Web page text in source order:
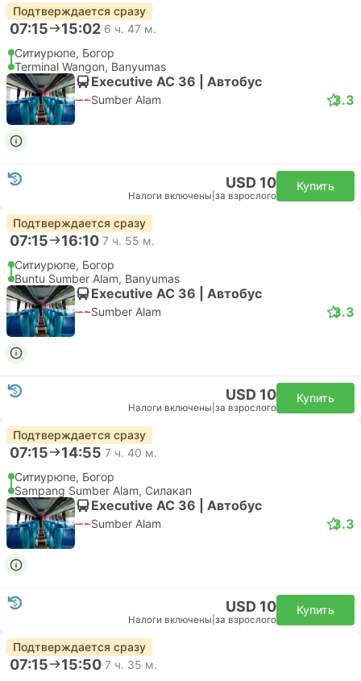
Подтверждается сразу
07:15 15:02 6 ч. 47 м.
Ситиурюпе, Богор
Terminal Wangon, Banyumas
Executive AC 36 | Автобус
Sumber Alam 3.3
USD 10
Налоги включены за взрослого
Купить
Подтверждается сразу
07:15 16:10 7 ч. 55 м.
Ситиурюпе, Богор
Buntu Sumber Alam, Banyumas
Executive AC 36 | Автобус
Sumber Alam 3.3
USD 10
Налоги включены за взрослого
Купить
Подтверждается сразу
07:15 14:55 7 ч. 40 м.
Ситиурюпе, Богор
Sampang Sumber Alam, Силакап
Executive AC 36 | Автобус
Sumber Alam 3.3
USD 10
Налоги включены за взрослого
Купить
Подтверждается сразу
07:15 15:50 7 ч. 35 м.